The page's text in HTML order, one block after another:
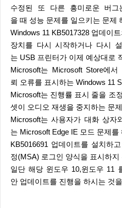
수정된 또 다른 흥미로운 버그
을 때 성능 문제를 일으키는 문제
Windows 11 KB5017328 업데이
장치를 다시 시작하거나 다시
는 USB 프린터가 이제 예상대로
Microsoft는 Microsoft Store에
뢰 오류를 표시하는 Windows 11
Microsoft는 진행률 표시 줄을 조
셋이 오디오 재생을 중지하는 문
Microsoft는 사용자가 대화 상자
는 Microsoft Edge IE 모드 문제를
KB5016691 업데이트를 설치하
정(MSA) 로그인 양식을 표시하지
일단 해당 윈도우 10,윈도우 11
안 업데이트를 진행을 하시는 것